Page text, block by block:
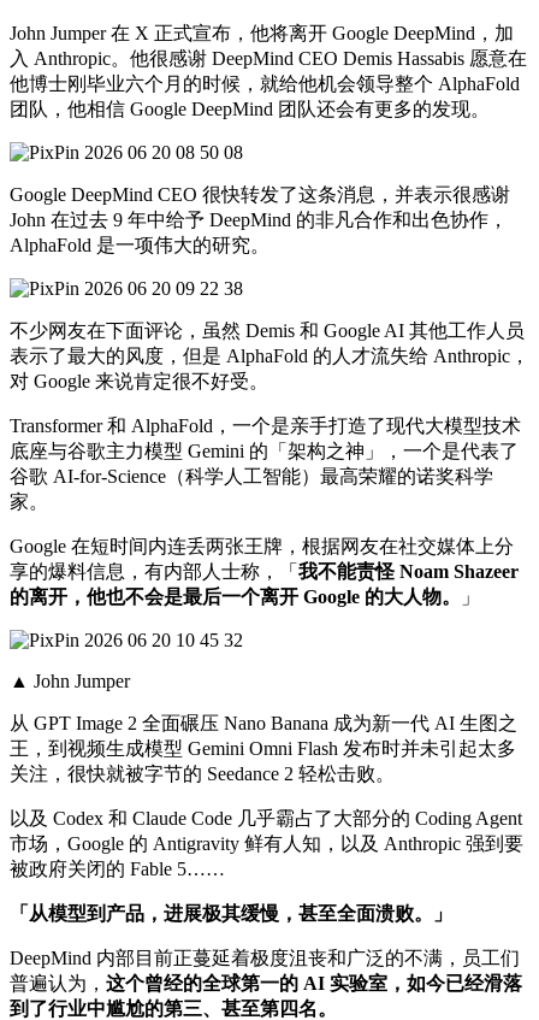
John Jumper 在 X 正式宣布，他将离开 Google DeepMind，加
入 Anthropic。他很感谢 DeepMind CEO Demis Hassabis 愿意在
他博士刚毕业六个月的时候，就给他机会领导整个 AlphaFold
团队，他相信 Google DeepMind 团队还会有更多的发现。
Google DeepMind CEO 很快转发了这条消息，并表示很感谢
John 在过去 9 年中给予 DeepMind 的非凡合作和出色协作，
AlphaFold 是一项伟大的研究。
不少网友在下面评论，虽然 Demis 和 Google AI 其他工作人员
表示了最大的风度，但是 AlphaFold 的人才流失给 Anthropic，
对 Google 来说肯定很不好受。
Transformer 和 AlphaFold，一个是亲手打造了现代大模型技术
底座与谷歌主力模型 Gemini 的「架构之神」，一个是代表了
谷歌 AI-for-Science（科学人工智能）最高荣耀的诺奖科学
家。
Google 在短时间内连丢两张王牌，根据网友在社交媒体上分
享的爆料信息，有内部人士称，「 我不能责怪 Noam Shazeer
的离开，他也不会是最后一个离开 Google 的大人物。
」
▲ John Jumper
从 GPT Image 2 全面碾压 Nano Banana 成为新一代 AI 生图之
王，到视频生成模型 Gemini Omni Flash 发布时并未引起太多
关注，很快就被字节的 Seedance 2 轻松击败。
以及 Codex 和 Claude Code 几乎霸占了大部分的 Coding Agent
市场，Google 的 Antigravity 鲜有人知，以及 Anthropic 强到要
被政府关闭的 Fable 5……
「从模型到产品，进展极其缓慢，甚至全面溃败。」
DeepMind 内部目前正蔓延着极度沮丧和广泛的不满，员工们
普遍认为， 这个曾经的全球第一的 AI 实验室，如今已经滑落
到了行业中尴尬的第三、甚至第四名。